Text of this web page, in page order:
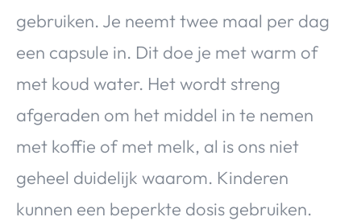
gebruiken. Je neemt twee maal per dag
een capsule in. Dit doe je met warm of
met koud water. Het wordt streng
afgeraden om het middel in te nemen
met koffie of met melk, al is ons niet
geheel duidelijk waarom. Kinderen
kunnen een beperkte dosis gebruiken.